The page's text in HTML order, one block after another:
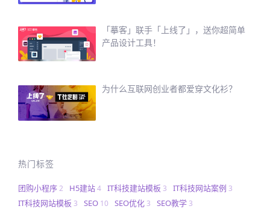
「摹客」联手「上线了」，送你超简单
产品设计工具！
为什么互联网创业者都爱穿文化衫？
热门标签
团购小程序2 H5建站4 IT科技建站模板 3 IT科技网站案例 3
IT科技网站模板 3 SEO 10 SEO优化 3 SEO教学 3